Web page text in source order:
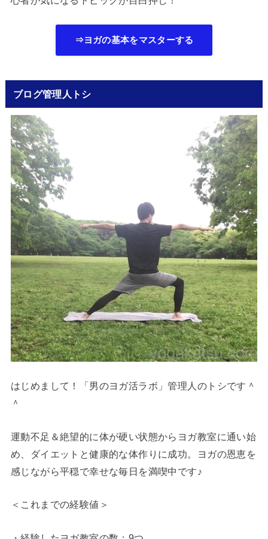
⇒ヨガの基本をマスターする
ブログ管理人トシ
はじめまして！「男のヨガ活ラボ」管理人のトシです＾
＾
運動不足＆絶望的に体が硬い状態からヨガ教室に通い始
め、ダイエットと健康的な体作りに成功。ヨガの恩恵を
感じながら平穏で幸せな毎日を満喫中です♪
＜これまでの経験値＞